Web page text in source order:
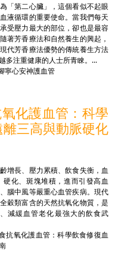
「第二心臟」，這個看似不起眼
液循環的重要使命。當我們每天
受壓力最大的部位，卻也是最容
著芳香療法和自然養生的興起，
代芳香療法優勢的傳統養生方法
注重健康的人士所青睞。...
寧心安神護血管
化護血管：科學
三高與動脈硬化
增長、壓力累積、飲食失衡，血
化、斑塊堆積，進而引發高血
腦中風等嚴重心血管疾病。現代
穀類富含的天然抗氧化物質，是
減緩血管老化最強大的飲食武
抗氧化護血管：科學飲食修復血